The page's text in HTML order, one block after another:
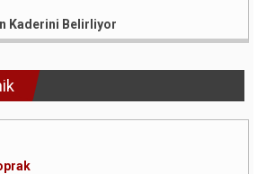
Kaderini Belirliyor